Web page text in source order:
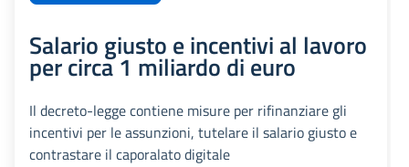
Salario giusto e incentivi al lavoro
per circa 1 miliardo di euro
Il decreto-legge contiene misure per rifinanziare gli
incentivi per le assunzioni, tutelare il salario giusto e
contrastare il caporalato digitale